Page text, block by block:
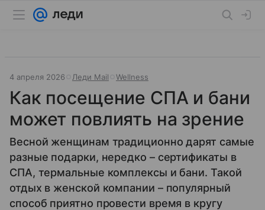
4 апреля 2026 Леди Mail Wellness
Как посещение СПА и бани
может повлиять на зрение
Весной женщинам традиционно дарят самые
разные подарки, нередко – сертификаты в
СПА, термальные комплексы и бани. Такой
отдых в женской компании – популярный
способ приятно провести время в кругу